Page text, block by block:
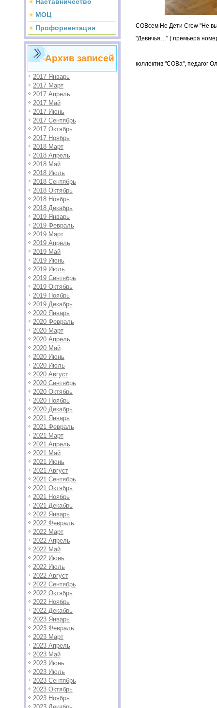
МОЦ
Профориентация
Архив записей
2017 Январь
2017 Март
2017 Апрель
2017 Май
2017 Июнь
2017 Сентябрь
2017 Октябрь
2017 Ноябрь
2018 Март
2018 Апрель
2018 Май
2018 Июль
2018 Сентябрь
2018 Октябрь
2018 Ноябрь
2018 Декабрь
2019 Январь
2019 Февраль
2019 Март
2019 Апрель
2019 Май
2019 Июнь
2019 Июль
2019 Сентябрь
2019 Октябрь
2019 Ноябрь
2019 Декабрь
2020 Январь
2020 Февраль
2020 Март
2020 Апрель
2020 Май
2020 Июнь
2020 Июль
2020 Август
2020 Сентябрь
2020 Октябрь
2020 Ноябрь
2020 Декабрь
2021 Январь
2021 Февраль
2021 Март
2021 Апрель
2021 Май
2021 Июнь
2021 Август
2021 Сентябрь
2021 Октябрь
2021 Ноябрь
2021 Декабрь
2022 Январь
2022 Февраль
2022 Март
2022 Апрель
2022 Май
2022 Июнь
2022 Июль
2022 Август
2022 Сентябрь
2022 Октябрь
2022 Ноябрь
2022 Декабрь
2023 Январь
2023 Февраль
2023 Март
2023 Апрель
2023 Май
2023 Июнь
2023 Июль
2023 Сентябрь
2023 Октябрь
2023 Ноябрь
СОВсем Не Дети Crew "Не
"Девичья…" ( премьера
коллектив "СОВа", педагог